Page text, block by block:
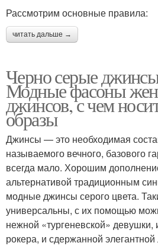
Рассмотрим основные правила:
читать дальше →
Черно серые
Модные фасоны
джинсов, с чем
образы
Джинсы — это необходимая
называемого вечного, базового
всегда мало. Хорошим
альтернативой традиционным
модные джинсы серого цвета.
универсальны, с их помощью
нежной «тургеневской» девушки,
рокера, и сдержанной элегантной